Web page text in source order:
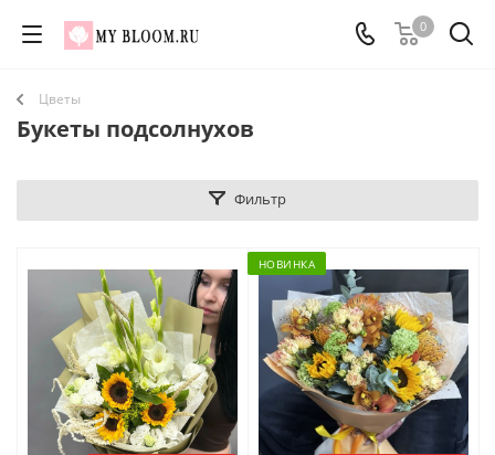
0
Цветы
Букеты подсолнухов
Фильтр
НОВИНКА